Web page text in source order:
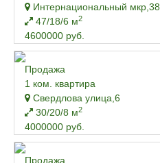
Интернациональный мкр,38
47/18/6 м2
4600000 руб.
Продажа
1 ком. квартира
Свердлова улица,6
30/20/8 м2
4000000 руб.
Продажа